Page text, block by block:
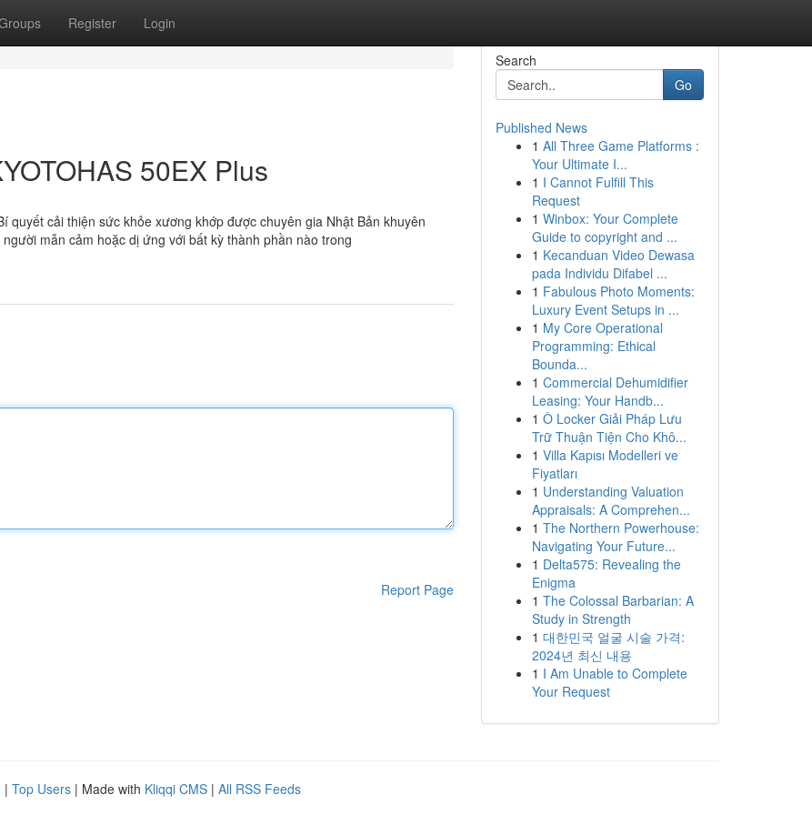
Register Login
50EX Plus
quyết cải thiện sức khỏe xương khớp được chuyên gia Nhật Bản khuyên
mẫn cảm hoặc dị ứng với bất kỳ thành phần nào trong
Report Page
Search
Go
Published News
1 All Three Game Platforms :
Your Ultimate I...
1 I Cannot Fulfill This
Request
1 Winbox: Your Complete
Guide to copyright and ...
1 Kecanduan Video Dewasa
pada Individu Difabel ...
1 Fabulous Photo Moments:
Luxury Event Setups in ...
1 My Core Operational
Programming: Ethical
Bounda...
1 Commercial Dehumidifier
Leasing: Your Handb...
1 Ô Locker Giải Pháp Lưu
Trữ Thuận Tiện Cho Khô...
1 Villa Kapısı Modelleri ve
Fiyatları
1 Understanding Valuation
Appraisals: A Comprehen...
1 The Northern Powerhouse:
Navigating Your Future...
1 Delta575: Revealing the
Enigma
1 The Colossal Barbarian: A
Study in Strength
1 대한민국 얼굴 시술 가격:
2024년 최신 내용
1 I Am Unable to Complete
Your Request
| Top Users | Made with Kliqqi CMS | All RSS Feeds